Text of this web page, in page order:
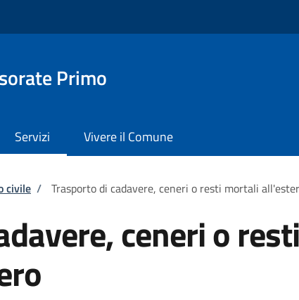
Primo
Servizi Vivere il Comune
civile / Trasporto di cadavere, ceneri o resti mortali
ceneri o resti